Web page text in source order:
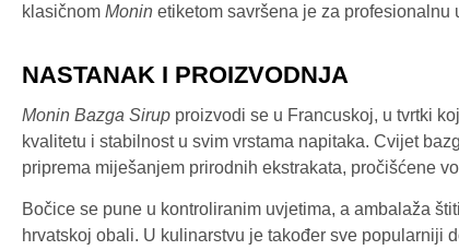
klasičnom Monin etiketom savršena je za
NASTANAK I PROIZVODNJA
Monin Bazga Sirup proizvodi se u Francuskoj, u tvrtki
kvalitetu i stabilnost u svim vrstama napitaka. Cvijet
priprema miješanjem prirodnih ekstrakata, pročišćene
Bočice se pune u kontroliranim uvjetima, a ambalaža
hrvatskoj obali. U kulinarstvu je također sve popularniji